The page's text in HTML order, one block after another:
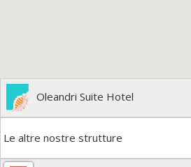
Oleandri Suite Hotel
Le altre nostre strutture